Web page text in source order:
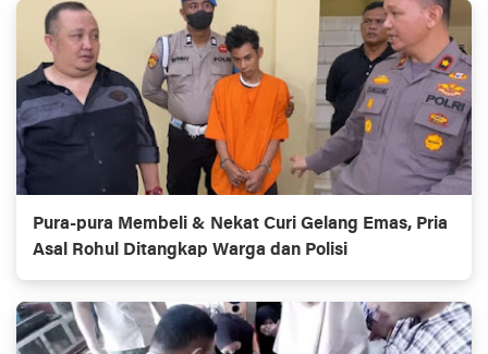
Pura-pura Membeli & Nekat Curi Gelang Emas, Pria
Asal Rohul Ditangkap Warga dan Polisi